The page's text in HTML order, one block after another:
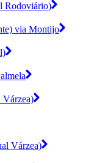
Rodoviário)
via Montijo
Várzea)
Várzea)